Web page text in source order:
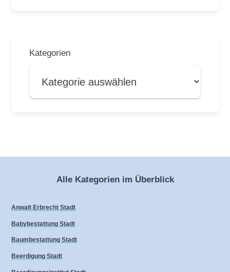
Kategorien
Alle Kategorien im Überblick
Anwalt Erbrecht Stadt
Babybestattung Stadt
Baumbestattung Stadt
Beerdigung Stadt